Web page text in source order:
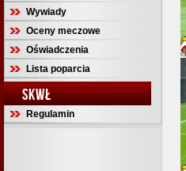
Wywiady
Oceny meczowe
Oświadczenia
Lista poparcia
SKWŁ
Regulamin